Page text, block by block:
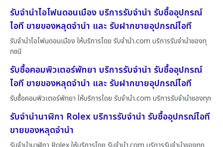
รับจำนำไอโฟนดอนเมือง บริการรับจำนำ รับซื้ออุปกรณ์
ไอที ขายของหลุดจำนำ และ รับฝากขายอุปกรณ์ไอที
รับจำนำไอโฟนดอนเมือง ให้บริการโดย รับจํานํา.com บริการรับจำนำของทุ
กชนิ
รับซื้อคอมพิวเตอร์พัทยา บริการรับจำนำ รับซื้ออุปกรณ์
ไอที ขายของหลุดจำนำ และ รับฝากขายอุปกรณ์ไอที
รับซื้อคอมพิวเตอร์พัทยา ให้บริการโดย รับจํานํา.com บริการรับจำนำของทุก
รับจำนำนาฬิกา Rolex บริการรับจำนำ รับซื้ออุปกรณ์ไอที
ขายของหลุดจำนำ